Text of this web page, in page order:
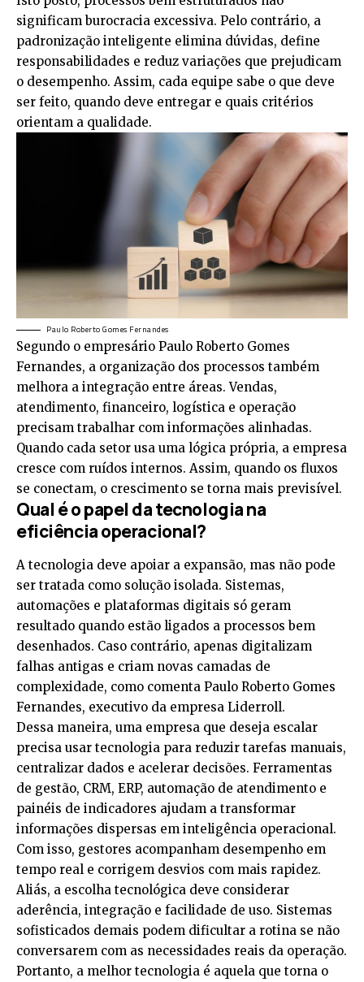
significam burocracia excessiva. Pelo contrário, a
padronização inteligente elimina dúvidas, define
responsabilidades e reduz variações que prejudicam
o desempenho. Assim, cada equipe sabe o que deve
ser feito, quando deve entregar e quais critérios
orientam a qualidade.
Paulo Roberto Gomes Fernandes
Segundo o empresário Paulo Roberto Gomes
Fernandes, a organização dos processos também
melhora a integração entre áreas. Vendas,
atendimento, financeiro, logística e operação
precisam trabalhar com informações alinhadas.
Quando cada setor usa uma lógica própria, a empresa
cresce com ruídos internos. Assim, quando os fluxos
se conectam, o crescimento se torna mais previsível.
Qual é o papel da tecnologia na
eficiência operacional?
A tecnologia deve apoiar a expansão, mas não pode
ser tratada como solução isolada. Sistemas,
automações e plataformas digitais só geram
resultado quando estão ligados a processos bem
desenhados. Caso contrário, apenas digitalizam
falhas antigas e criam novas camadas de
complexidade, como comenta Paulo Roberto Gomes
Fernandes, executivo da empresa Liderroll.
Dessa maneira, uma empresa que deseja escalar
precisa usar tecnologia para reduzir tarefas manuais,
centralizar dados e acelerar decisões. Ferramentas
de gestão, CRM, ERP, automação de atendimento e
painéis de indicadores ajudam a transformar
informações dispersas em inteligência operacional.
Com isso, gestores acompanham desempenho em
tempo real e corrigem desvios com mais rapidez.
Aliás, a escolha tecnológica deve considerar
aderência, integração e facilidade de uso. Sistemas
sofisticados demais podem dificultar a rotina se não
conversarem com as necessidades reais da operação.
Portanto, a melhor tecnologia é aquela que torna o